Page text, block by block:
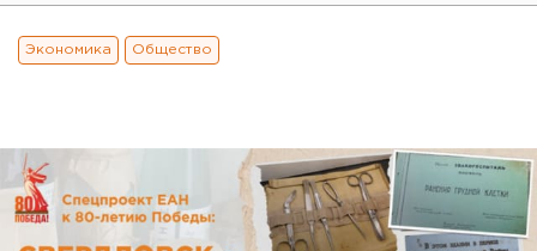
Экономика Общество